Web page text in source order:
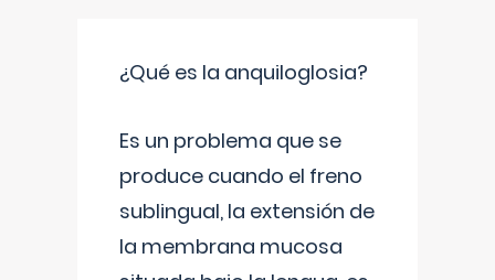
¿Qué es la anquiloglosia?
Es un problema que se
produce cuando el freno
sublingual, la extensión de
la membrana mucosa